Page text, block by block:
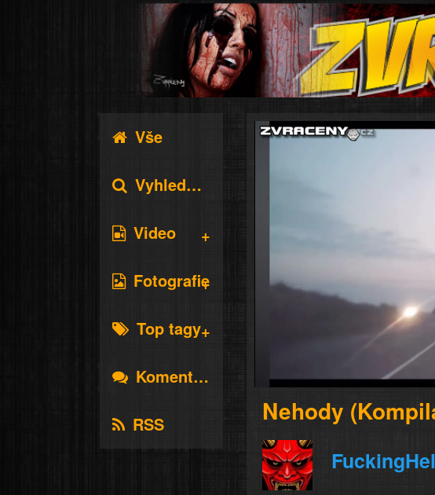
Vše
Vyhledávání
Video
Fotografie
Top tagy
Komentáře
RSS Nehody